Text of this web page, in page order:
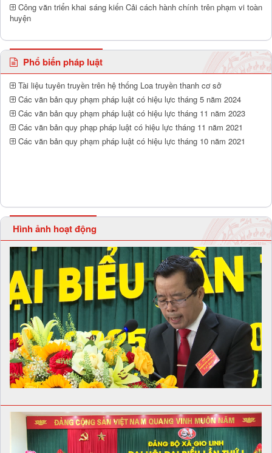
Công văn triển khai sáng kiến Cải cách hành chính trên phạm vi toàn
huyện
Phổ biến pháp luật
Tài liệu tuyên truyền trên hệ thống Loa truyền thanh cơ sở
Các văn bản quy phạm pháp luật có hiệu lực tháng 5 năm 2024
Các văn bản quy phạm pháp luật có hiệu lực tháng 11 năm 2023
Các văn bản quy phạp pháp luật có hiệu lực tháng 11 năm 2021
Các văn bản quy phạm pháp luật có hiệu lực tháng 10 năm 2021
Hình ảnh hoạt động